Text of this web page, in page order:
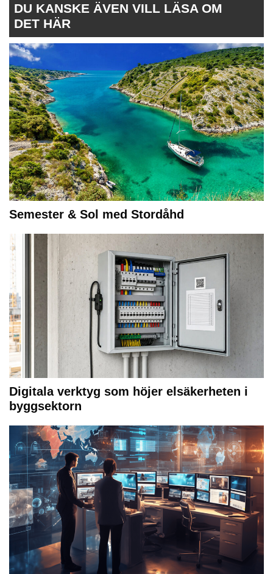
DU KANSKE ÄVEN VILL LÄSA OM
DET HÄR
Semester & Sol med Stordåhd
Digitala verktyg som höjer elsäkerheten i
byggsektorn